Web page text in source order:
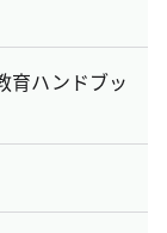
育ハンドブッ